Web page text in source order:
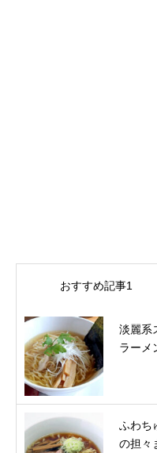
おすすめ記事1
淡麗系
ラーメ
ふわち
の担々